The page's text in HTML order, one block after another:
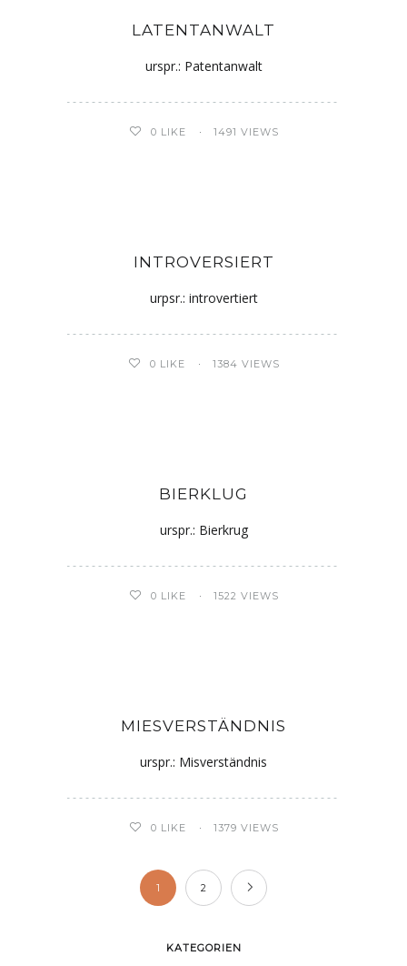
LATENTANWALT
urspr.: Patentanwalt
0 LIKE 1491 VIEWS
INTROVERSIERT
urpsr.: introvertiert
0 LIKE 1384 VIEWS
BIERKLUG
urspr.: Bierkrug
0 LIKE 1522 VIEWS
MIESVERSTÄNDNIS
urspr.: Misverständnis
0 LIKE 1379 VIEWS
1 2
KATEGORIEN